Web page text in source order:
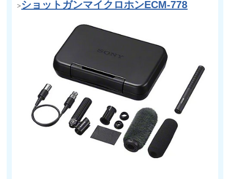
> ショットガンマイクロホンECM-778